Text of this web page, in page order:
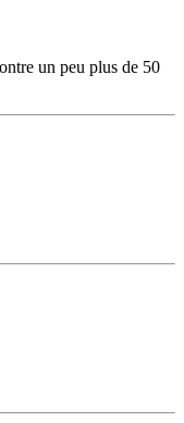
un peu plus de 50